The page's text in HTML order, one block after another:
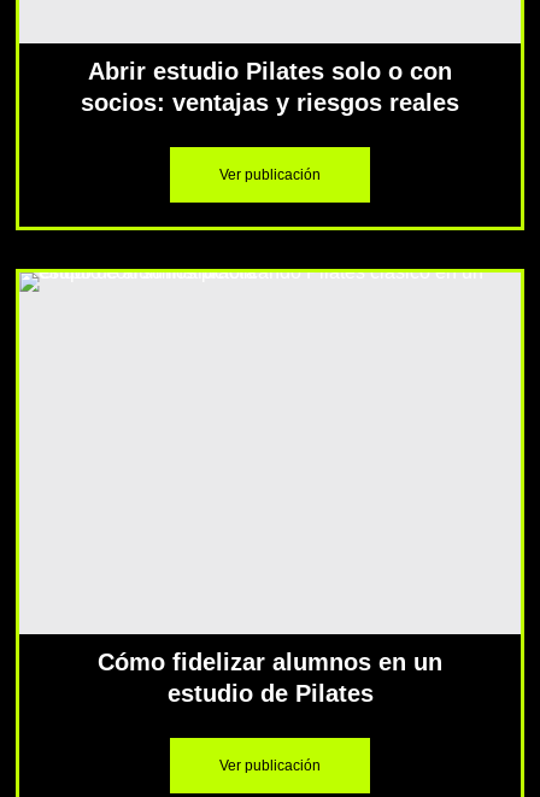
Abrir estudio Pilates solo o con
socios: ventajas y riesgos reales
Ver publicación
Cómo fidelizar alumnos en un
estudio de Pilates
Ver publicación